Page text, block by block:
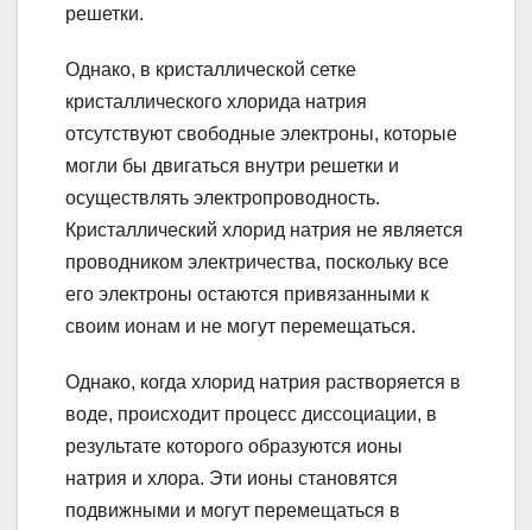
решетки.
Однако, в кристаллической сетке
кристаллического хлорида натрия
отсутствуют свободные электроны, которые
могли бы двигаться внутри решетки и
осуществлять электропроводность.
Кристаллический хлорид натрия не является
проводником электричества, поскольку все
его электроны остаются привязанными к
своим ионам и не могут перемещаться.
Однако, когда хлорид натрия растворяется в
воде, происходит процесс диссоциации, в
результате которого образуются ионы
натрия и хлора. Эти ионы становятся
подвижными и могут перемещаться в